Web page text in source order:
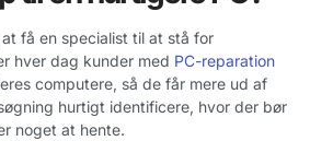
få en specialist til at stå for
hver dag kunder med PC-reparation
computere, så de får mere ud af
hurtigt identificere, hvor der bør
noget at hente.